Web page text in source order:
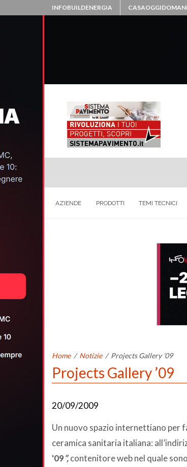
INFOBUILDENERGIA CASAOGGIDOMANI
AZIENDE PRODOTTI TEMI TECNICI
Home / Notizie / Projects Gallery ’09
Projects Gallery ’09
20/09/2009
Un nuovo spazio internettiano per
ceramica sanitaria italiana:
'09”,contenitore web nel quale